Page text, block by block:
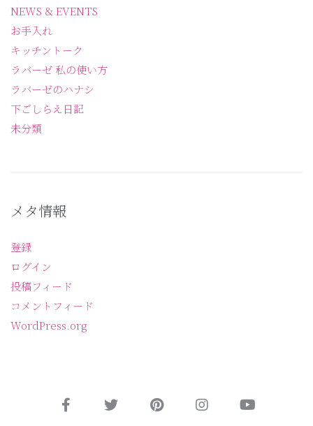
NEWS & EVENTS
お手入れ
キッチントーク
ラバーゼ 私の使い方
ラバーゼのハナシ
下ごしらえ日記
未分類
メタ情報
登録
ログイン
投稿フィード
コメントフィード
WordPress.org